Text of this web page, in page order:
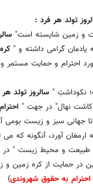
تولد هر فرد :
و زمین شایسته است"
یادمان گرامی داشته و "
احترام و حمایت مستمر
نکوداشتِ " سالروز تولد
کاشت نهال" در جهت "
جهانی سبز و زیست بومی
ارمغان آورد، آنگونه که
طبیعت و محیط زیست "
در حمایت از کره زمین
به حقوق شهروندی)